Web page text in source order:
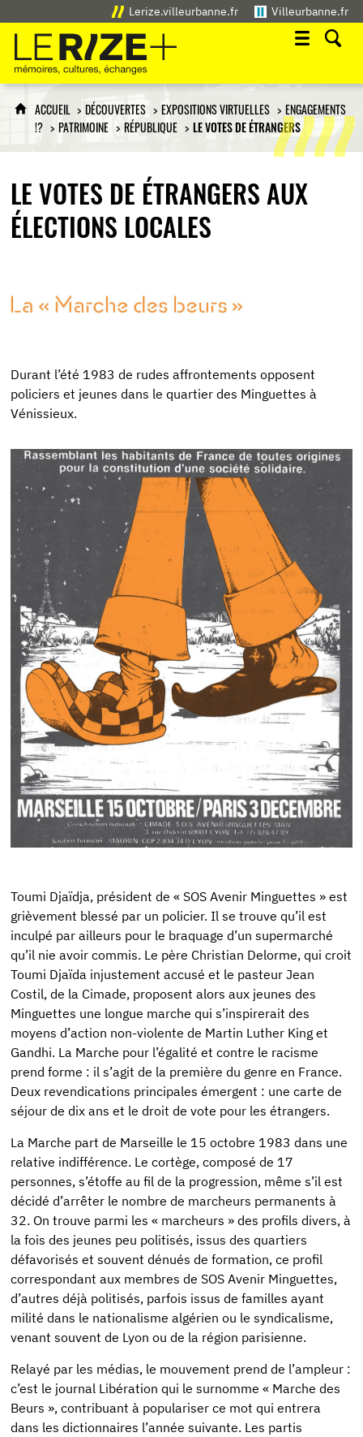
Lerize.villeurbanne.fr Villeurbanne.fr
Le Rize+
mémoires, cultures, échanges
ACCUEIL DÉCOUVERTES EXPOSITIONS VIRTUELLES
ENGAGEMENTS
!?
PATRIMOINE RÉPUBLIQUE LE VOTES DE ÉTRANGERS
LE VOTES DE ÉTRANGERS AUX
ÉLECTIONS LOCALES
Durant l’été 1983 de rudes affrontements opposent
policiers et jeunes dans le quartier des Minguettes à
Vénissieux.
Toumi Djaïdja, président de « SOS Avenir Minguettes » est
grièvement blessé par un policier. Il se trouve qu’il est
inculpé par ailleurs pour le braquage d’un supermarché
qu’il nie avoir commis. Le père Christian Delorme, qui croit
Toumi Djaïda injustement accusé et le pasteur Jean
Costil, de la Cimade, proposent alors aux jeunes des
Minguettes une longue marche qui s’inspirerait des
moyens d’action non-violente de Martin Luther King et
Gandhi. La Marche pour l’égalité et contre le racisme
prend forme : il s’agit de la première du genre en France.
Deux revendications principales émergent : une carte de
séjour de dix ans et le droit de vote pour les étrangers.
La Marche part de Marseille le 15 octobre 1983 dans une
relative indifférence. Le cortège, composé de 17
personnes, s’étoffe au fil de la progression, même s’il est
décidé d’arrêter le nombre de marcheurs permanents à
32. On trouve parmi les « marcheurs » des profils divers, à
la fois des jeunes peu politisés, issus des quartiers
défavorisés et souvent dénués de formation, ce profil
correspondant aux membres de SOS Avenir Minguettes,
d’autres déjà politisés, parfois issus de familles ayant
milité dans le nationalisme algérien ou le syndicalisme,
venant souvent de Lyon ou de la région parisienne.
Relayé par les médias, le mouvement prend de l’ampleur :
c’est le journal Libération qui le surnomme « Marche des
Beurs », contribuant à populariser ce mot qui entrera
dans les dictionnaires l’année suivante. Les partis